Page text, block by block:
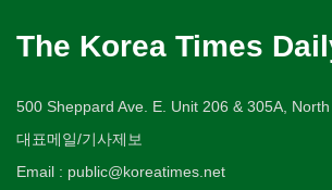
Ophthalmologist
Surgeon
의사-치과
Dentist/Dental Surgeon
Fashion/Boutique
Blanket
웨딩서비스
Bridal Fashion/Wedding Service
개인지도-미술/사진
Private Lesson-Art/Photograph
Private Lesson-Ballet/Dance
Private Lesson-Flower Arrangement
보석감정사
인쇄
장의사
스테이징 홈
전기공사/수리
Electric Work
정원공사/조경
자동차-판매/리스
자동차-견인
Towing
자동차-청소
운동구/스포츠용품
취미/레저
Hobby/Leisure
태권도/무술
Spring Water/Water Purifier
Buddhist Temple
한국일보 본사 및 지국
Shoe Repair
ETC
아파트
The Korea Times
500 Sheppard Ave. E. Unit 206 & 305A,
대표메일/기사제보
Email : public@koreatimes.net